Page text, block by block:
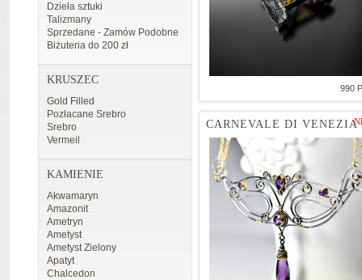
Dzieła sztuki
Talizmany
Sprzedane - Zamów Podobne
Biżuteria do 200 zł
KRUSZEC
Gold Filled
Pozłacane Srebro
Srebro
Vermeil
KAMIENIE
Akwamaryn
Amazonit
Ametryn
Ametyst
Ametyst Zielony
Apatyt
Chalcedon
990
CARNEVALE DI VENEZIA